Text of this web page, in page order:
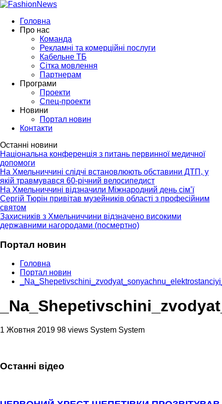
Головна
Про нас
Команда
Рекламні та комерційні послуги
Кабельне ТБ
Сітка мовлення
Партнерам
Програми
Проекти
Спец-проекти
Новини
Портал новин
Контакти
Останні новини
Національна конференція з питань первинної медичної
допомоги
На Хмельниччині слідчі встановлюють обставини ДТП, у
якій травмувався 60-річний велосипедист
На Хмельниччині відзначили Міжнародний день сім’ї
Сергій Тюрін привітав музейників області з професійним
святом
Захисників з Хмельниччини відзначено високими
державними нагородами (посмертно)
Портал новин
Головна
Портал новин
1 Жовтня 2019 98 views System System
Останні відео